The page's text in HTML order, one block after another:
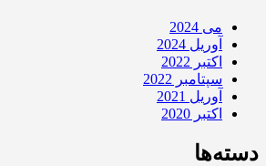
می 2024
آوریل 2024
اکتبر 2022
سپتامبر 2022
آوریل 2021
اکتبر 2020
دسته‌ها